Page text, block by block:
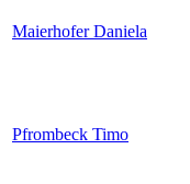
Maierhofer Daniela
Pfrombeck Timo